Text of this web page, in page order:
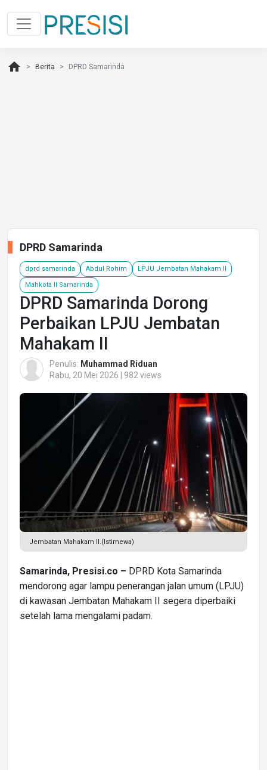
home Berita DPRD Samarinda
DPRD Samarinda
dprd samarinda Abdul Rohim LPJU Jembatan Mahakam II
Mahkota II Samarinda
DPRD Samarinda Dorong
Perbaikan LPJU Jembatan
Mahakam II
Penulis: Muhammad Riduan
Rabu, 20 Mei 2026 | 982 views
Jembatan Mahakam II.(Istimewa)
Samarinda, Presisi.co – DPRD Kota Samarinda
mendorong agar lampu penerangan jalan umum (LPJU)
di kawasan Jembatan Mahakam II segera diperbaiki
setelah lama mengalami padam.